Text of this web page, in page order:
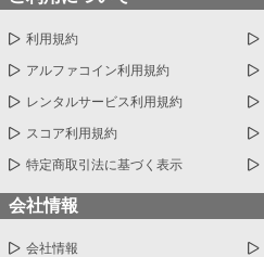
利用規約
アルファコイン利用規約
レンタルサービス利用規約
スコア利用規約
特定商取引法に基づく表示
会社情報
会社情報